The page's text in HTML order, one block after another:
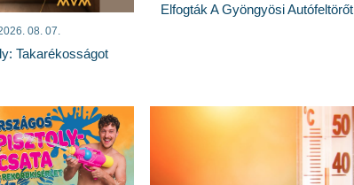
08. 07.
Takarékosságot
Elfogták A Gyöngyösi Autófeltörőt